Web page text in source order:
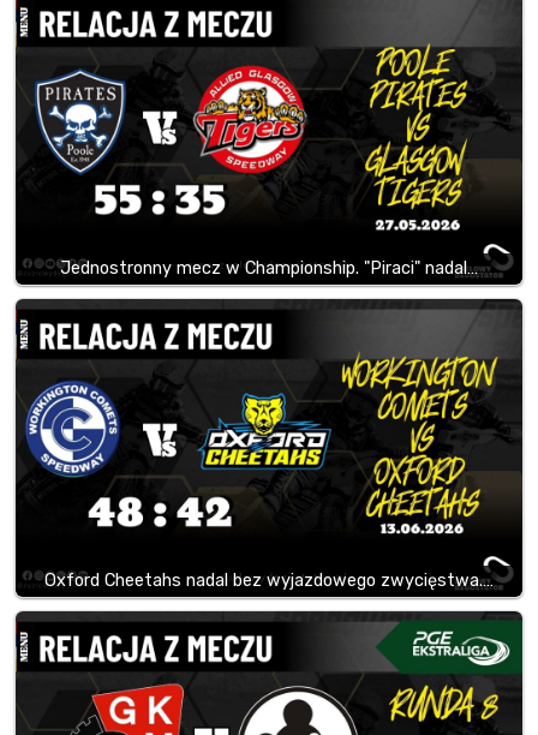
Jednostronny mecz w Championship. "Piraci" nadal…
Oxford Cheetahs nadal bez wyjazdowego zwycięstwa.…